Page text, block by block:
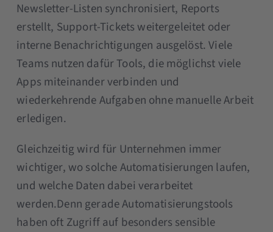
Newsletter-Listen synchronisiert, Reports
erstellt, Support-Tickets weitergeleitet oder
interne Benachrichtigungen ausgelöst. Viele
Teams nutzen dafür Tools, die möglichst viele
Apps miteinander verbinden und
wiederkehrende Aufgaben ohne manuelle Arbeit
erledigen.
Gleichzeitig wird für Unternehmen immer
wichtiger, wo solche Automatisierungen laufen,
und welche Daten dabei verarbeitet
werden.Denn gerade Automatisierungstools
haben oft Zugriff auf besonders sensible